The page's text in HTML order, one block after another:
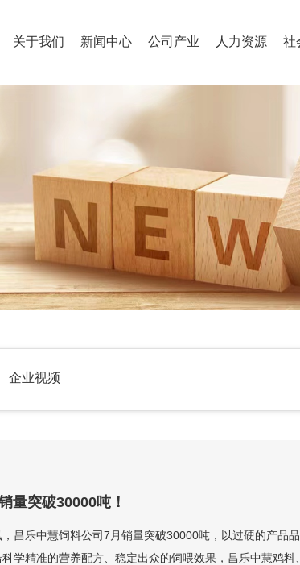
关于我们
视觉识别
新闻中心
企业视频
公司产业
专业饲料
人力资源 社
企业视频
量突破30000吨！
昌乐中慧饲料公司7月销量突破30000吨，以过硬的产品
学精准的营养配方、稳定出众的饲喂效果，昌乐中慧鸡料